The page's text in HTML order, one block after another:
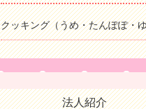
クッキング（うめ・たんぽぽ・
法人紹介